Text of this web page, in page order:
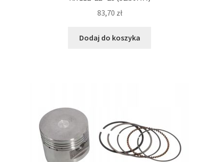
83,70 zł
Dodaj do koszyka